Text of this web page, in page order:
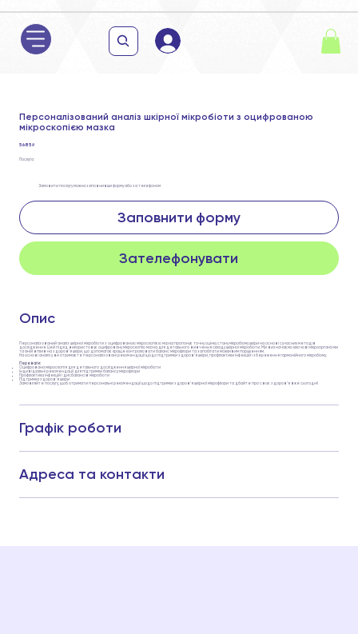
Персоналізований аналіз шкірної мікробіоти з оцифрованою
мікроскопією мазка
5 685 ₴
Послуга
Замовити послугу можна заповнивши форму або за телефоном
Заповнити форму
Зателефонувати
Опис
Персоналізований аналіз шкірної мікробіоти з оцифрованою мікроскопією мазка пропонує точну оцінку стану мікробіому шкіри на основі сучасних методів
дослідження. Цей підхід використовує оцифровану мікроскопію мазка для детального вивчення складу шкірної мікробіоти. Ми визначаємо ключові мікроорганізми
та їхній вплив на здоров’я шкіри, що допомагає краще контролювати баланс мікрофлори та запобігати можливим порушенням.
На основі аналізу ви отримаєте персоналізовані рекомендації щодо підтримки здоров’я шкіри, профілактики інфекцій і збереження гармонійного мікробіому.
Переваги:
Оцифрована мікроскопія для детального дослідження шкірної мікробіоти
Індивідуальні рекомендації для підтримки балансу мікрофлори
Профілактика інфекцій і дисбалансів мікробіоти
Підтримка здоров'я шкіри
Замовляйте послугу, щоб отримати персональні рекомендації щодо підтримки здоров’я шкірної мікрофлори та дбайте про своє здоров’я вже сьогодні!
Графік роботи
Адреса та контакти